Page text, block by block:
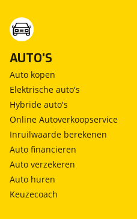
AUTO'S
Auto kopen
Elektrische auto's
Hybride auto's
Online Autoverkoopservice
Inruilwaarde berekenen
Auto financieren
Auto verzekeren
Auto huren
Keuzecoach